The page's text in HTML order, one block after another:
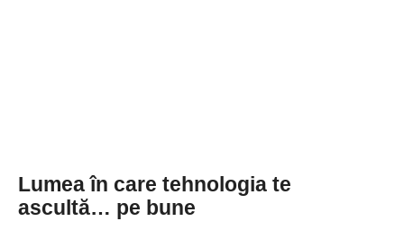
Lumea în care tehnologia te
ascultă… pe bune